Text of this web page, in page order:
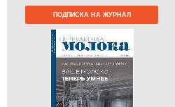
ПОДПИСКА НА ЖУРНАЛ